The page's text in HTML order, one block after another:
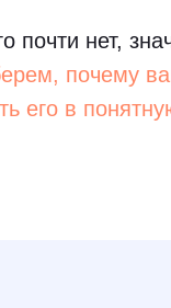
почти нет,
почему
его в